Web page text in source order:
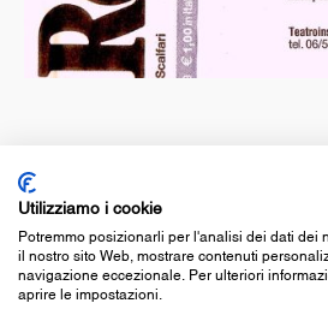
cookie policy
legge 124/17
Utilizziamo i cookie
Potremmo posizionarli per l'analisi dei dati dei
il nostro sito Web, mostrare contenuti
navigazione eccezionale. Per ulteriori
aprire le impostazioni.